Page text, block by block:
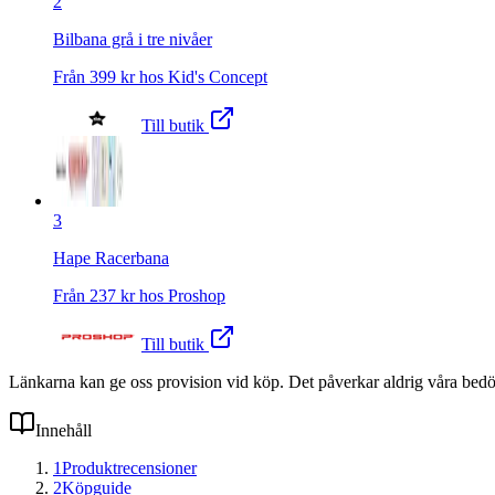
Bilbana grå i tre nivåer
Från 399 kr hos Kid's Concept
Till butik
3
Hape Racerbana
Från 237 kr hos Proshop
Till butik
Länkarna kan ge oss provision vid köp. Det påverkar aldrig våra
Innehåll
1Produktrecensioner
2Köpguide